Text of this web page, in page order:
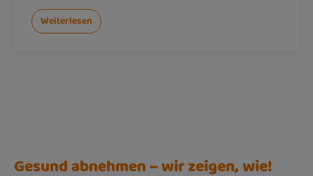
Weiterlesen
Gesund abnehmen – wir zeigen, wie!